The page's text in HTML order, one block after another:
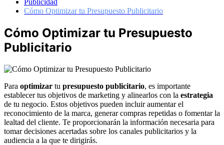
Publicidad
Cómo Optimizar tu Presupuesto Publicitario
Cómo Optimizar tu Presupuesto
Publicitario
Para optimizar tu presupuesto publicitario, es importante
establecer tus objetivos de marketing y alinearlos con la estrategia
de tu negocio. Estos objetivos pueden incluir aumentar el
reconocimiento de la marca, generar compras repetidas o fomentar la
lealtad del cliente. Te proporcionarán la información necesaria para
tomar decisiones acertadas sobre los canales publicitarios y la
audiencia a la que te dirigirás.